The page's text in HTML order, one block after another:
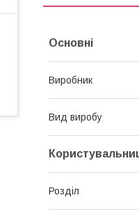
Основні
Виробник
Вид виробу
Розділ